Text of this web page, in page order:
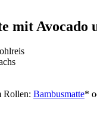
mit Avocado
Rollen: Bambusmatte*